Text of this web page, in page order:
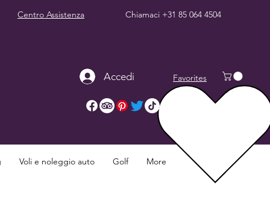
Centro Assistenza Chiamaci +31 85 064 4504
Accedi Favorites
Voli e noleggio auto Golf More